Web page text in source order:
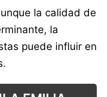
la calidad de
la
puede influir en